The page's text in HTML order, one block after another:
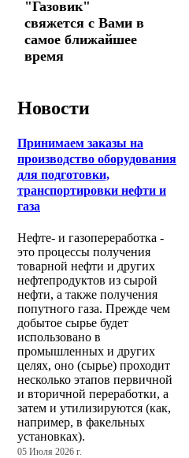
"Газовик"
свяжется с Вами в
самое ближайшее
время
Новости
Принимаем заказы на
производство оборудования
для подготовки,
транспортировки нефти и
газа
Нефте- и газопереработка -
это процессы получения
товарной нефти и других
нефтепродуктов из сырой
нефти, а также получения
попутного газа. Прежде чем
добытое сырье будет
использовано в
промышленных и других
целях, оно (сырье) проходит
несколько этапов первичной
и вторичной переработки, а
затем и утилизируются (как,
например, в факельных
установках).
05 Июля 2026 г.